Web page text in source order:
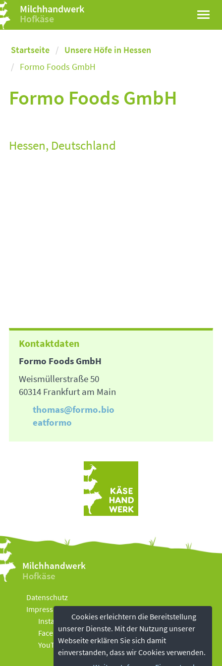
Milchhandwerk
Hofkäse
Startseite
Unsere Höfe in Hessen
Formo Foods GmbH
Formo Foods GmbH
Hessen, Deutschland
Kontaktdaten
Formo Foods GmbH
Weismüllerstraße 50
60314 Frankfurt am Main
thomas@formo.bio
eatformo
Cookies erleichtern die Bereitstellung
unserer Dienste. Mit der Nutzung unserer
Webseite erklären Sie sich damit
einverstanden, dass wir Cookies verwenden.
Milchhandwerk
Hofkäse
Datenschutz
Impressum
Instagram
Facebook
YouTube